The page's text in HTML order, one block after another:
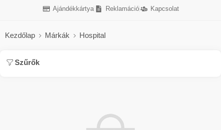
Ajándékkártya Reklamáció Kapcsolat
Kezdőlap Márkák Hospital
Szűrők